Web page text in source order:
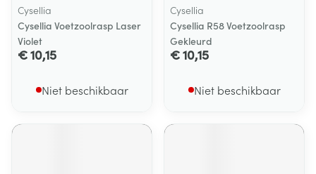
Cysellia
Cysellia Voetzoolrasp Laser
Violet
€ 10,15
Niet beschikbaar
Cysellia
Cysellia R58 Voetzoolrasp
Gekleurd
€ 10,15
Niet beschikbaar